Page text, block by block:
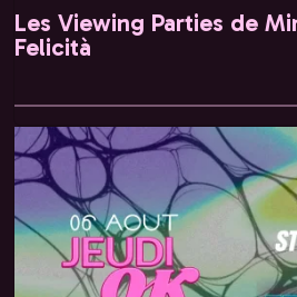
Les Viewing Parties de
Felicità